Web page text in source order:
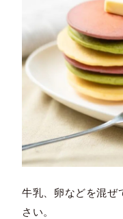
牛乳、卵などを混ぜ
さい。